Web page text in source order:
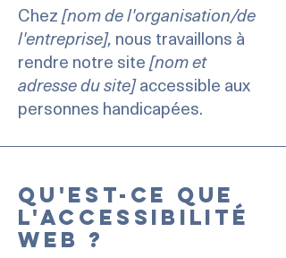
Chez[nom de l'organisation/de
l'entreprise], nous travaillons à
rendre notre site[nom et
adresse du site]accessible aux
personnes handicapées.
Qu'est-ce que
l'accessibilité
web ?